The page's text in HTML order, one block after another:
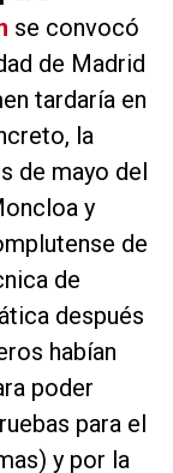
se convocó
de Madrid
tardaría en
la
de mayo del
y
de
de
después
habían
poder
para el
y por la